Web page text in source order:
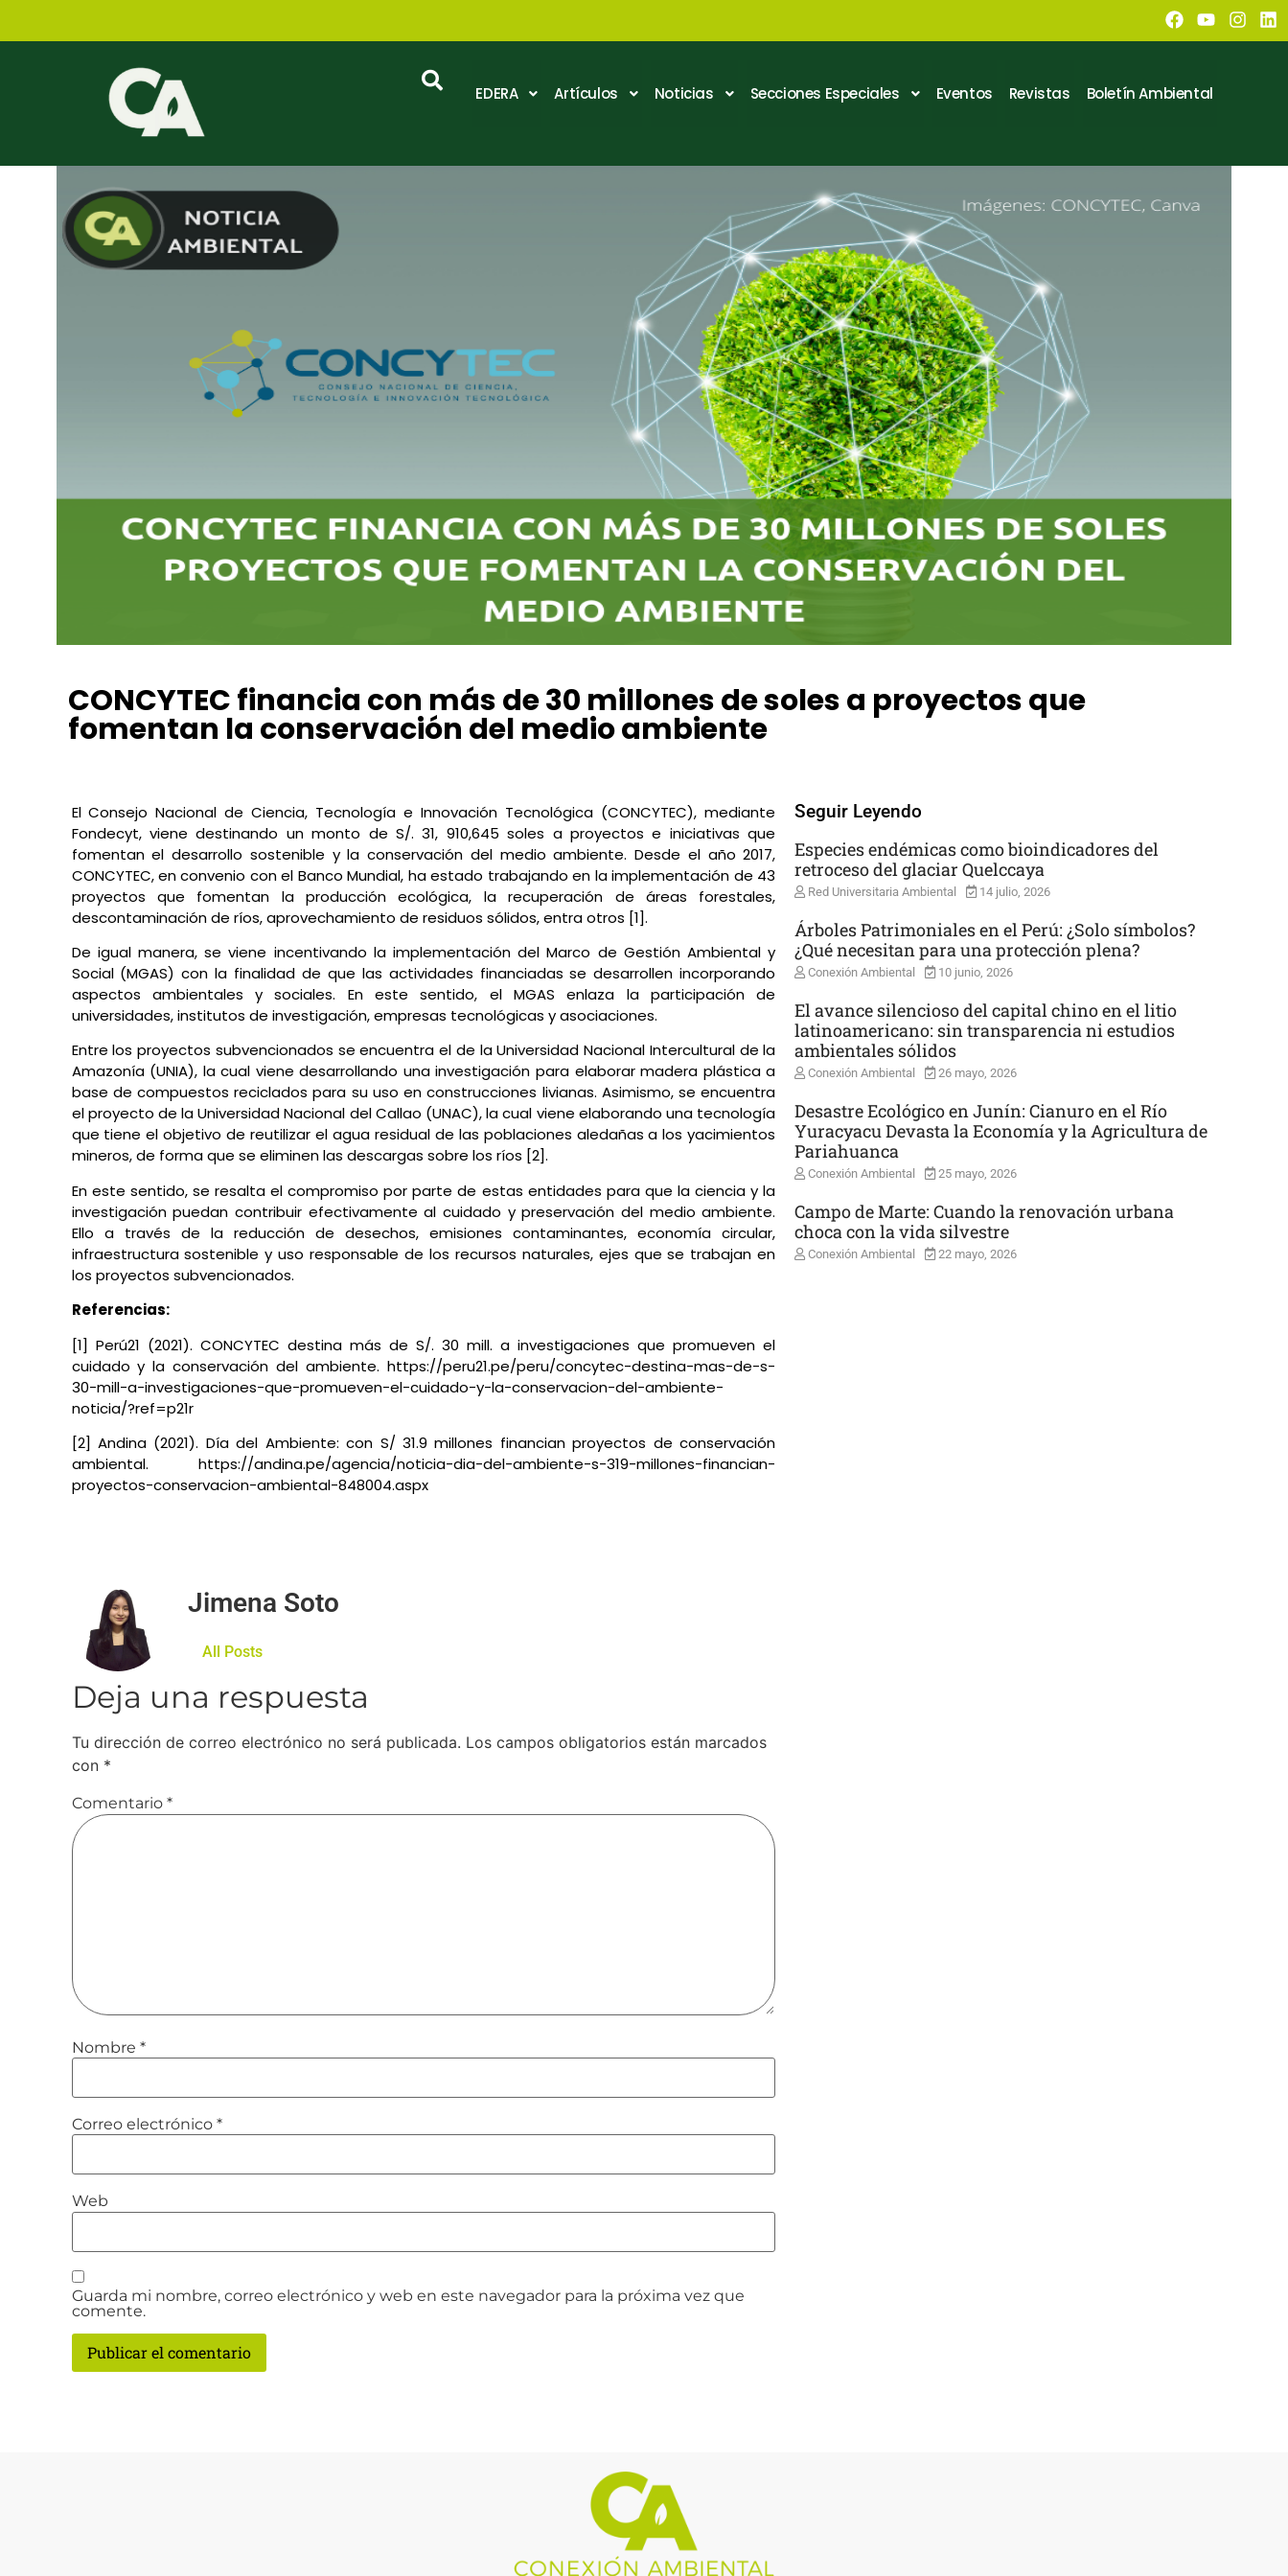
EDERA Artículos Noticias Secciones Especiales Eventos Revistas Boletín Ambiental
CONCYTEC financia con más de 30 millones de soles a proyectos que
fomentan la conservación del medio ambiente
El Consejo Nacional de Ciencia, Tecnología e Innovación Tecnológica (CONCYTEC), mediante
Fondecyt, viene destinando un monto de S/. 31, 910,645 soles a proyectos e iniciativas que
fomentan el desarrollo sostenible y la conservación del medio ambiente. Desde el año 2017,
CONCYTEC, en convenio con el Banco Mundial, ha estado trabajando en la implementación de 43
proyectos que fomentan la producción ecológica, la recuperación de áreas forestales,
descontaminación de ríos, aprovechamiento de residuos sólidos, entra otros [1].
De igual manera, se viene incentivando la implementación del Marco de Gestión Ambiental y
Social (MGAS) con la finalidad de que las actividades financiadas se desarrollen incorporando
aspectos ambientales y sociales. En este sentido, el MGAS enlaza la participación de
universidades, institutos de investigación, empresas tecnológicas y asociaciones.
Entre los proyectos subvencionados se encuentra el de la Universidad Nacional Intercultural de la
Amazonía (UNIA), la cual viene desarrollando una investigación para elaborar madera plástica a
base de compuestos reciclados para su uso en construcciones livianas. Asimismo, se encuentra
el proyecto de la Universidad Nacional del Callao (UNAC), la cual viene elaborando una tecnología
que tiene el objetivo de reutilizar el agua residual de las poblaciones aledañas a los yacimientos
mineros, de forma que se eliminen las descargas sobre los ríos [2].
En este sentido, se resalta el compromiso por parte de estas entidades para que la ciencia y la
investigación puedan contribuir efectivamente al cuidado y preservación del medio ambiente.
Ello a través de la reducción de desechos, emisiones contaminantes, economía circular,
infraestructura sostenible y uso responsable de los recursos naturales, ejes que se trabajan en
los proyectos subvencionados.
Referencias:
[1] Perú21 (2021). CONCYTEC destina más de S/. 30 mill. a investigaciones que promueven el
cuidado y la conservación del ambiente. https://peru21.pe/peru/concytec-destina-mas-de-s-
30-mill-a-investigaciones-que-promueven-el-cuidado-y-la-conservacion-del-ambiente-
noticia/?ref=p21r
[2] Andina (2021). Día del Ambiente: con S/ 31.9 millones financian proyectos de conservación
ambiental. https://andina.pe/agencia/noticia-dia-del-ambiente-s-319-millones-financian-
proyectos-conservacion-ambiental-848004.aspx
Jimena Soto
All Posts
Deja una respuesta
Tu dirección de correo electrónico no será publicada. Los campos obligatorios están marcados
con *
Comentario *
Nombre *
Correo electrónico *
Web
Guarda mi nombre, correo electrónico y web en este navegador para la próxima vez que
comente.
Seguir Leyendo
Especies endémicas como bioindicadores del
retroceso del glaciar Quelccaya
Red Universitaria Ambiental 14 julio, 2026
Árboles Patrimoniales en el Perú: ¿Solo símbolos?
¿Qué necesitan para una protección plena?
Conexión Ambiental 10 junio, 2026
El avance silencioso del capital chino en el litio
latinoamericano: sin transparencia ni estudios
ambientales sólidos
Conexión Ambiental 26 mayo, 2026
Desastre Ecológico en Junín: Cianuro en el Río
Yuracyacu Devasta la Economía y la Agricultura de
Pariahuanca
Conexión Ambiental 25 mayo, 2026
Campo de Marte: Cuando la renovación urbana
choca con la vida silvestre
Conexión Ambiental 22 mayo, 2026